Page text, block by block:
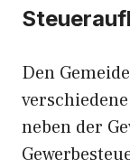
Den
neben der